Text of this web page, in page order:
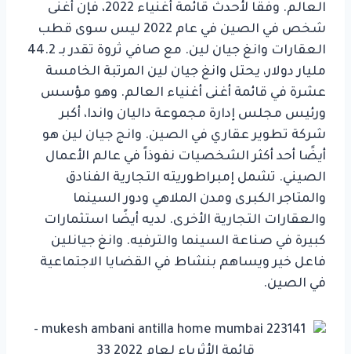
العالم. وفقًا لأحدث قائمة أغنياء 2022، فإن أغنى
شخص في الصين في عام 2022 ليس سوى قطب
العقارات وانغ جيان لين. مع صافي ثروة تقدر بـ 44.2
مليار دولار، يحتل وانغ جيان لين المرتبة الخامسة
عشرة في قائمة أغنى أغنياء العالم. وهو مؤسس
ورئيس مجلس إدارة مجموعة داليان واندا، أكبر
شركة تطوير عقاري في الصين. وانج جيان لين هو
أيضًا أحد أكثر الشخصيات نفوذاً في عالم الأعمال
الصيني. تشمل إمبراطوريته التجارية الفنادق
والمتاجر الكبرى ومدن الملاهي ودور السينما
والعقارات التجارية الأخرى. لديه أيضًا استثمارات
كبيرة في صناعة السينما والترفيه. وانغ جيانلين
فاعل خير ويساهم بنشاط في القضايا الاجتماعية
في الصين.